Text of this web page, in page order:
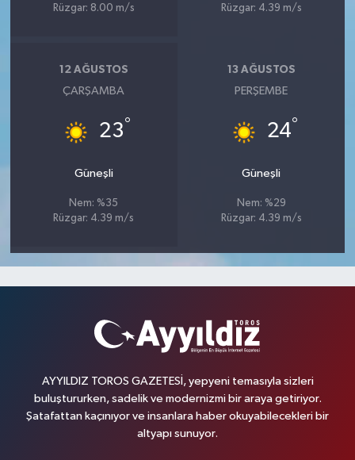
Rüzgar: 8.00 m/s
Rüzgar: 4.39 m/s
12 AĞUSTOS
ÇARŞAMBA
23°
Güneşli
Nem: %35
Rüzgar: 4.39 m/s
13 AĞUSTOS
PERŞEMBE
24°
Güneşli
Nem: %29
Rüzgar: 4.39 m/s
AYYILDIZ TOROS GAZETESİ, yepyeni temasıyla sizleri
buluştururken, sadelik ve modernizmi bir araya getiriyor.
Şatafattan kaçınıyor ve insanlara haber okuyabilecekleri bir
altyapı sunuyor.